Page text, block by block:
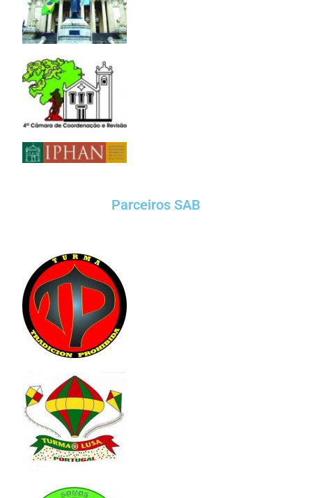
Parceiros SAB